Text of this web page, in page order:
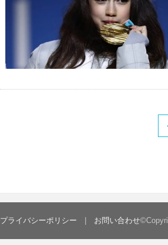
プライバシーポリシー お問い合わせ